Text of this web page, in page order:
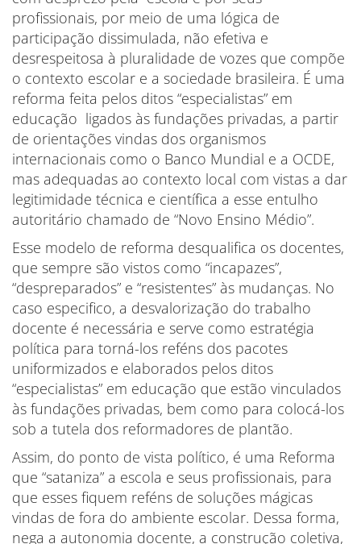
profissionais, por meio de uma lógica de
participação dissimulada, não efetiva e
desrespeitosa à pluralidade de vozes que compõe
o contexto escolar e a sociedade brasileira. É uma
reforma feita pelos ditos “especialistas” em
educação ligados às fundações privadas, a partir
de orientações vindas dos organismos
internacionais como o Banco Mundial e a OCDE,
mas adequadas ao contexto local com vistas a dar
legitimidade técnica e científica a esse entulho
autoritário chamado de “Novo Ensino Médio”.
Esse modelo de reforma desqualifica os docentes,
que sempre são vistos como “incapazes”,
“despreparados” e “resistentes” às mudanças. No
caso especifico, a desvalorização do trabalho
docente é necessária e serve como estratégia
política para torná-los reféns dos pacotes
uniformizados e elaborados pelos ditos
“especialistas” em educação que estão vinculados
às fundações privadas, bem como para colocá-los
sob a tutela dos reformadores de plantão.
Assim, do ponto de vista político, é uma Reforma
que “sataniza” a escola e seus profissionais, para
que esses fiquem reféns de soluções mágicas
vindas de fora do ambiente escolar. Dessa forma,
nega a autonomia docente, a construção coletiva,